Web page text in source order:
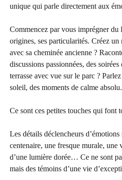
unique qui parle directement aux
Commencez par vous imprégner du
origines, ses particularités. Créez
avec sa cheminée ancienne ?
discussions passionnées, des
terrasse avec vue sur le parc ?
soleil, des moments de calme absolu.
Ce sont ces petites touches qui font
Les détails déclencheurs
centenaire, une fresque murale, une
d’une lumière dorée… Ce ne sont
mais des témoins d’une vie